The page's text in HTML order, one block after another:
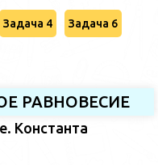
Задача 4 Задача 6
РАВНОВЕСИЕ
Константа